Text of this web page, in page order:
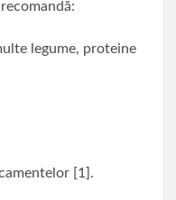
legume, proteine
[1].